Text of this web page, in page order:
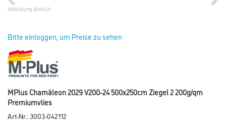
Abbildung ähnlich
Bitte einloggen, um Preise zu sehen
MPlus Chamäleon 2029 V200-24 500x250cm Ziegel 2 200g/qm
Premiumvlies
Art-Nr.:3003-042112